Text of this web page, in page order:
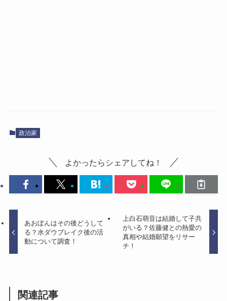
政治家
よかったらシェアしてね！
あおぽんはその後どうして
る？水ダウブレイク後の活
動について調査！
上白石萌音は結婚して子共
がいる？佐藤健との熱愛の
真相や結婚願望をリサー
チ！
関連記事